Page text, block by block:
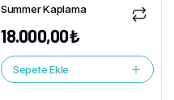
Summer Kaplama
18.000,00₺
Sepete Ekle